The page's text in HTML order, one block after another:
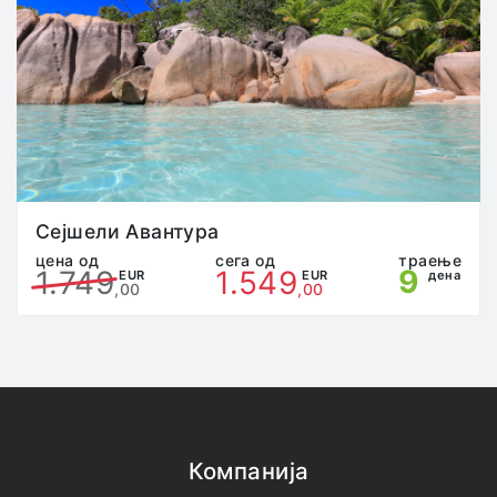
агенцијата, истиот сам ги сноси сите трошоци и
последици.
Патникот кој преку неадекватно однесување, ги
вознемирува останатите патници или смета на
шоферите и/или придружникот на групата во
својата работа, ќе биде одма исклучен од
патувањето и целата одговорност преоѓа на него/
неа, без право на жалба и враќање на пари.
Патникот е должен да ја почитува “саатницата”
одредена од страна на претставникот на
претставникот на агенцијата има право да го
исклучи патникот од патувањето.
зависност од локацијата и опременоста на
Агенцијата го одредува распоредот на седење,
местото на поаѓање, местата за паузи и
Сејшели Авантура
цена од
1.749 EUR
,00
сега од
1.549 EUR
,00
траење
9 дена
Компанија